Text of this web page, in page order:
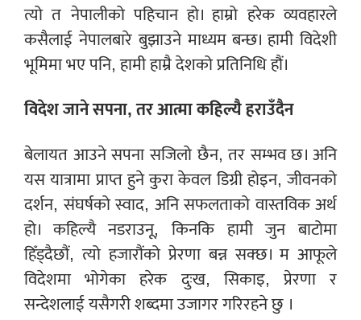
त्यो त नेपालीको पहिचान हो। हाम्रो हरेक व्यवहारले
कसैलाई नेपालबारे बुझाउने माध्यम बन्छ। हामी विदेशी
भूमिमा भए पनि, हामी हाम्रै देशको प्रतिनिधि हौं।
विदेश जाने सपना, तर आत्मा कहिल्यै हराउँदैन
बेलायत आउने सपना सजिलो छैन, तर सम्भव छ। अनि
यस यात्रामा प्राप्त हुने कुरा केवल डिग्री होइन, जीवनको
दर्शन, संघर्षको स्वाद, अनि सफलताको वास्तविक अर्थ
हो। कहिल्यै नडराउनू, किनकि हामी जुन बाटोमा
हिँड्दैछौं, त्यो हजारौंको प्रेरणा बन्न सक्छ। म आफूले
विदेशमा भोगेका हरेक दुःख, सिकाइ, प्रेरणा र
सन्देशलाई यसैगरी शब्दमा उजागर गरिरहने छु ।